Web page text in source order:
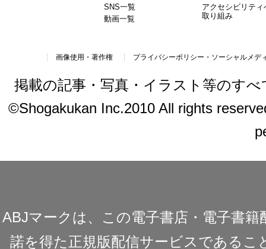
SNS一覧
動画一覧
アクセシビリティ
取り組み
画像使用・著作権 プライバシーポリシー・ソーシャルメデ
掲載の記事・写真・イラスト等のす
©Shogakukan Inc.2010 All rights
ABJマークは、この電子書店・電子書
諾を得た正規版配信サービスであるこ